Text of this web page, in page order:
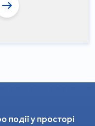
події у просторі